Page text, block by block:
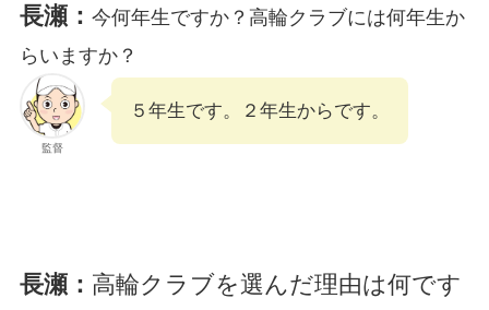
長瀬： 今何年生ですか？高輪クラブには何年生か
らいますか？
監督
５年生です。２年生からです。
長瀬： 高輪クラブを選んだ理由は何です